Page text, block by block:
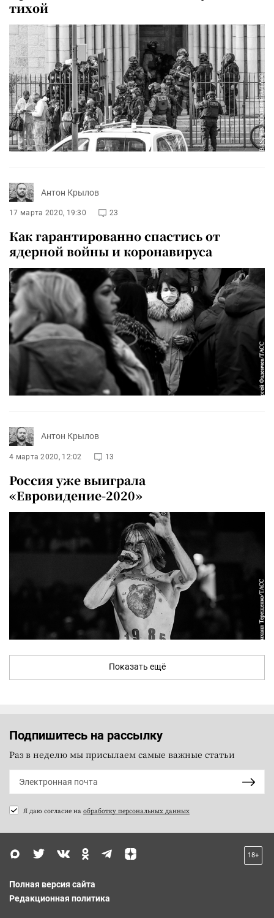
тихой
Антон Крылов
17 марта 2020, 19:30 23
Как гарантированно спастись от
ядерной войны и коронавируса
Антон Крылов
4 марта 2020, 12:02 13
Россия уже выиграла
«Евровидение-2020»
Показать ещё
Подпишитесь на рассылку
Раз в неделю мы присылаем самые важные статьи
Я даю согласие на обработку персональных данных
18+
Полная версия сайта
Редакционная политика